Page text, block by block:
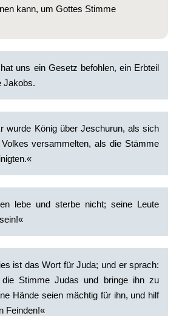
kann, um Gottes Stimme
uns ein Gesetz befohlen, ein Erbteil
Jakobs.
wurde König über Jeschurun, als sich
versammelten, als die Stämme
lebe und sterbe nicht; seine Leute
ist das Wort für Juda; und er sprach:
Stimme Judas und bringe ihn zu
Hände seien mächtig für ihn, und hilf
Feinden!«